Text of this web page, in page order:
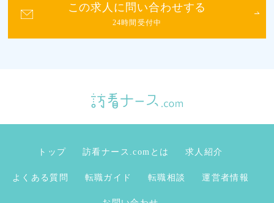
この求人に問い合わせする
24時間受付中
トップ 訪看ナース.comとは 求人紹介
よくある質問 転職ガイド 転職相談 運営者情報